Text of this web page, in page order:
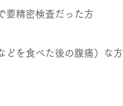
要精密検査だった方
どを食べた後の腹痛）な方